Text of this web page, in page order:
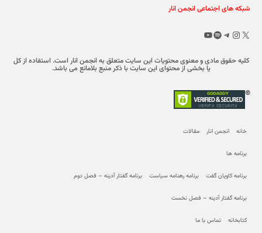
شبکه های اجتماعی انجمن انار
X اینستاگرم
تلگرام
اسپاتیفای
یوتیوب
کلیه حقوق مادی و معنوی محتویات این سایت متعلق به انجمن انار است. استفاده از کل
یا بخشی از محتوای این سایت با ذکر منبع بلامانع می باشد.
خانه انجمن انار مقالات
برنامه ها
برنامه کاویان گفت برنامه رهنامه سیاست برنامه گفتار آدینه – فصل دوم
برنامه گفتار آدینه – فصل نخست
کتابخانه تماس با ما